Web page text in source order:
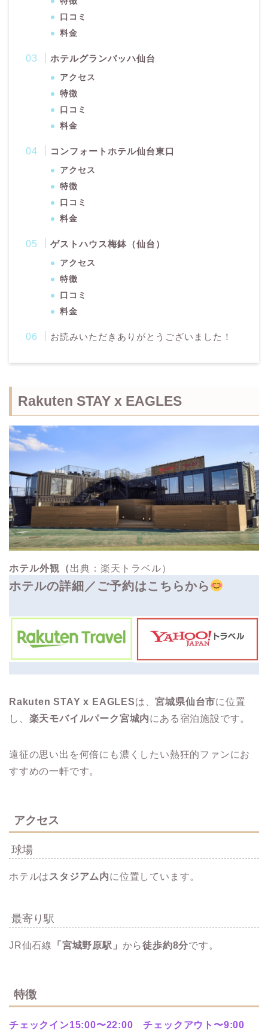
口コミ
料金
ホテルグランバッハ仙台
アクセス
特徴
口コミ
料金
コンフォートホテル仙台東口
アクセス
特徴
口コミ
料金
ゲストハウス梅鉢（仙台）
アクセス
特徴
口コミ
料金
お読みいただきありがとうございました！
Rakuten STAY x EAGLES
ホテル外観（出典：楽天トラベル）
ホテルの詳細／ご予約はこちらから
Rakuten STAY x EAGLESは、宮城県仙台市に位置
し、 楽天モバイルパーク宮城内にある宿泊施設です。
遠征の思い出を何倍にも濃くしたい熱狂的ファンにお
すすめの一軒です。
アクセス
球場
ホテルは スタジアム内に位置しています。
最寄り駅
JR仙石線 「宮城野原駅」 から徒歩約8分です。
特徴
チェックイン15:00〜22:00 チェックアウト〜9:00